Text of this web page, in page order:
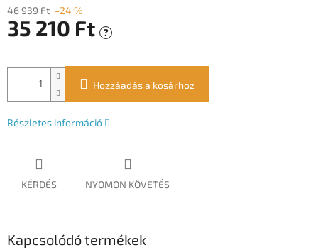
46 939 Ft –24 %
35 210 Ft ?
Hozzáadás a kosárhoz
Részletes információ
KÉRDÉS NYOMON KÖVETÉS
Kapcsolódó termékek